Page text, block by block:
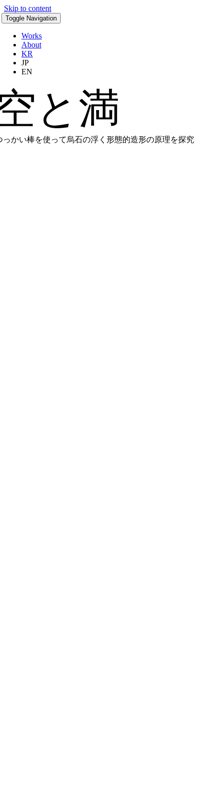
Skip to content
Toggle Navigation
Works
About
KR
JP
EN
と満
っかい棒を使って烏石の浮く形態的造形の原理を探究